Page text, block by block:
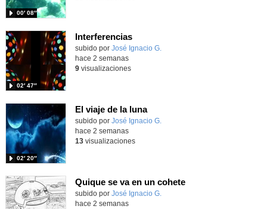
00′ 08″
Interferencias
Contenido educativo.
subido por José Ignacio G.
02′ 47″
hace 2 semanas
9visualizaciones
El viaje de la luna
Contenido educativo.
subido por José Ignacio G.
02′ 20″
hace 2 semanas
13visualizaciones
Quique se va en un cohete
Contenido educativo.
subido por José Ignacio G.
hace 2 semanas